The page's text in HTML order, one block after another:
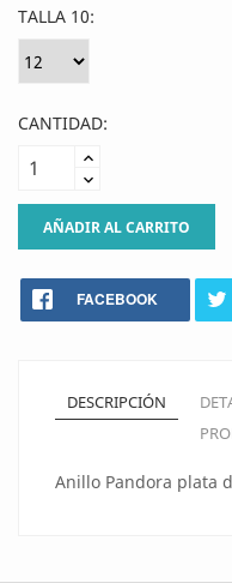
TALLA 10:
CANTIDAD:
AÑADIR AL CARRITO
FACEBOOK
DESCRIPCIÓN
Anillo Pandora plata